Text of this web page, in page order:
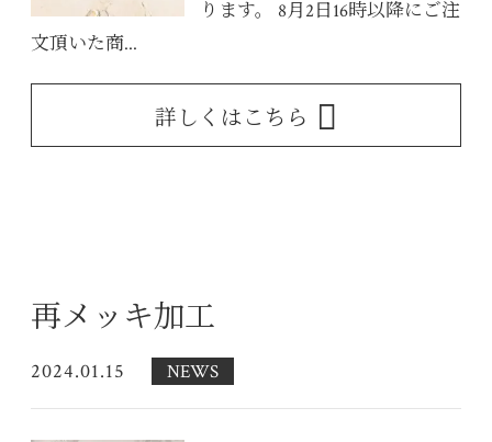
ります。 8月2日16時以降にご注
文頂いた商...
詳しくはこちら
再メッキ加工
2024.01.15 NEWS